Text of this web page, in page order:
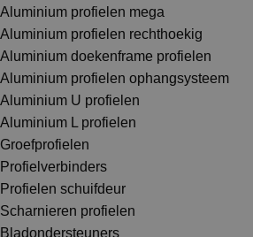
Aluminium profielen mega
Aluminium profielen rechthoekig
Aluminium doekenframe profielen
Aluminium profielen ophangsysteem
Aluminium U profielen
Aluminium L profielen
Groefprofielen
Profielverbinders
Profielen schuifdeur
Scharnieren profielen
Bladondersteuners